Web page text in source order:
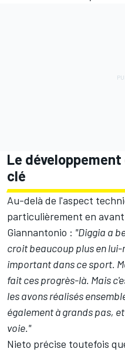
Le
clé
Au-delà de l'aspect
particulièrement en
Giannantonio : "Diggia a
croit beaucoup plus en
important dans ce sport.
fait ces progrès-là. Mais
les avons réalisés
également à grands pas,
voie."
Nieto précise toutefois